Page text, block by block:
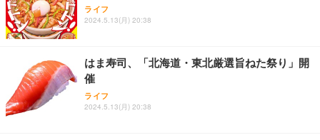
ライフ
2024.5.13(月) 20:38
はま寿司、「北海道・東北厳選旨ねた祭り」開
催
ライフ
2024.5.13(月) 20:38